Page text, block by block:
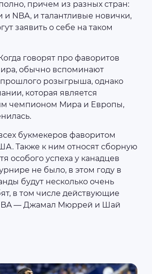
причем из разных стран:
и NBA, и талантливые новички,
заявить о себе на таком
говорят про фаворитов
обычно вспоминают
розыгрыша, однако
которая является
чемпионом Мира и Европы,
букмекеров фаворитом
Также к ним относят сборную
особого успеха у канадцев
не было, в этом году в
будут несколько очень
в том числе действующие
— Джамал Мюррей и Шай